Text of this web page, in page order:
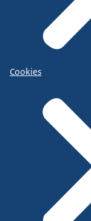
Cookies